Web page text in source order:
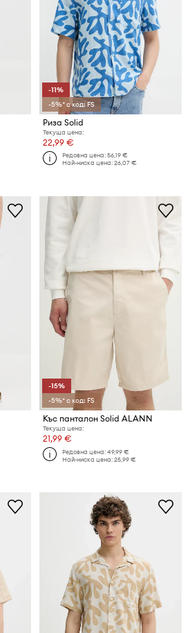
-11%
-5%* с код: FS
Риза Solid
Текуща цена:
22,99 €
Редовна цена:56,19 €
Най-ниска цена:26,07 €
-15%
-5%* с код: FS
Къс панталон Solid ALANN
Текуща цена:
21,99 €
Редовна цена:49,99 €
Най-ниска цена:25,99 €